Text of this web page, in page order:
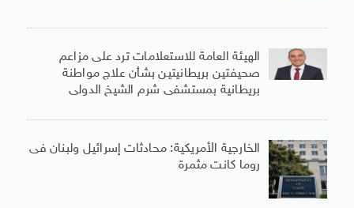
الهيئة العامة للاستعلامات ترد على مزاعم
صحيفتين بريطانيتين بشأن علاج مواطنة
بريطانية بمستشفى شرم الشيخ الدولى
الخارجية الأمريكية: محادثات إسرائيل ولبنان فى
روما كانت مثمرة